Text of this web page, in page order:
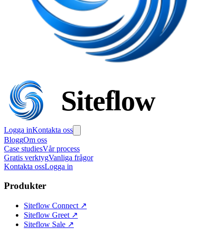
Siteflow
Logga inKontakta oss
BloggOm oss
Case studiesVår process
Gratis verktygVanliga frågor
Kontakta ossLogga in
Produkter
Siteflow Connect ↗
Siteflow Greet ↗
Siteflow Sale ↗